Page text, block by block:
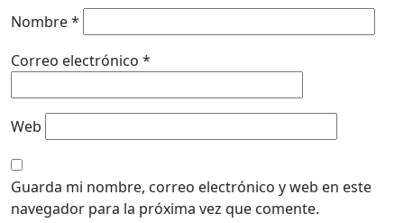
Nombre*
Correo electrónico *
Web
Guarda mi nombre, correo electrónico y web en este
navegador para la próxima vez que comente.